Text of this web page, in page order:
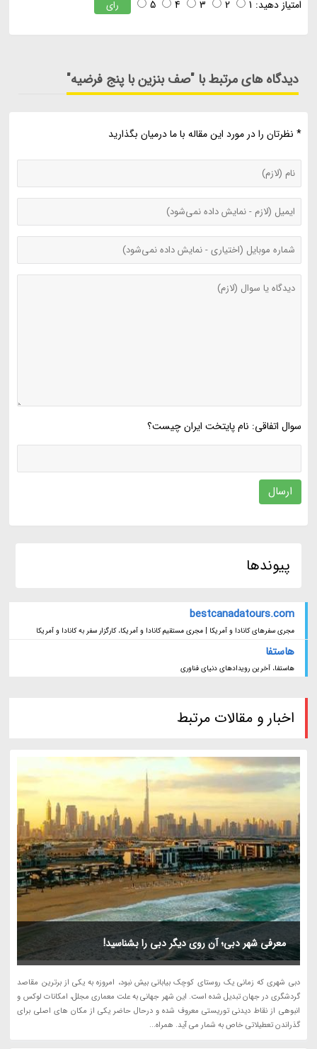
امتیاز دهید: 1
2
3
4
5 رای
دیدگاه های مرتبط با "صف بنزین با پنج فرضیه"
* نظرتان را در مورد این مقاله با ما درمیان بگذارید
سوال اتفاقی: نام پایتخت ایران چیست؟
ارسال
پیوندها
bestcanadatours.com
مجری سفرهای کانادا و آمریکا | مجری مستقیم کانادا و آمریکا، کارگزار سفر به کانادا و آمریکا
هاستفا
هاستفا، آخرین رویدادهای دنیای فناوری
اخبار و مقالات مرتبط
معرفی شهر دبی؛ آن روی دیگر دبی را بشناسید!
دبی شهری که زمانی یک روستای کوچک بیابانی بیش نبود، امروزه به یکی از برترین مقاصد
گردشگری در جهان تبدیل شده است. این شهر جهانی به علت معماری مجلل، امکانات لوکس و
انبوهی از نقاط دیدنی توریستی معروف شده و درحال حاضر یکی از مکان های اصلی برای
گذراندن تعطیلاتی خاص به شمار می آید. همراه...